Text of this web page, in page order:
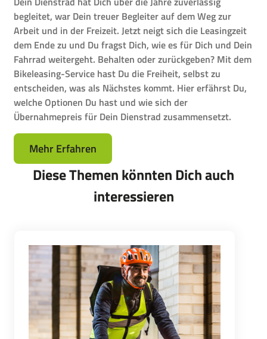
begleitet, war Dein treuer Begleiter auf dem Weg zur
Arbeit und in der Freizeit. Jetzt neigt sich die Leasingzeit
dem Ende zu und Du fragst Dich, wie es für Dich und Dein
Fahrrad weitergeht. Behalten oder zurückgeben? Mit dem
Bikeleasing-Service hast Du die Freiheit, selbst zu
entscheiden, was als Nächstes kommt. Hier erfährst Du,
welche Optionen Du hast und wie sich der
Übernahmepreis für Dein Dienstrad zusammensetzt.
Mehr Erfahren
Diese Themen könnten Dich auch
interessieren